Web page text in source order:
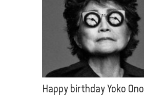
Happy birthday Yoko Ono